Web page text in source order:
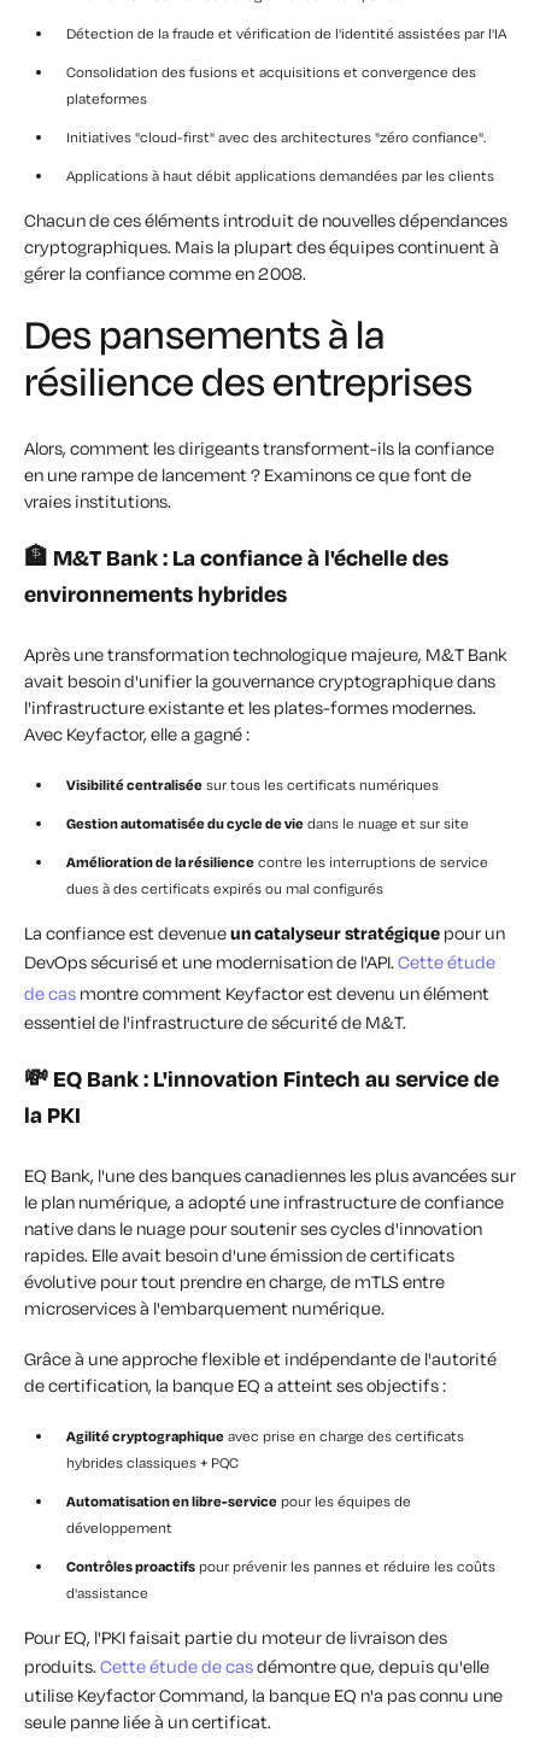
Détection de la fraude et vérification de l'identité assistées par l'IA
Consolidation des fusions et acquisitions et convergence des
plateformes
Initiatives "cloud-first" avec des architectures "zéro confiance".
Applications à haut débit applications demandées par les clients
Chacun de ces éléments introduit de nouvelles dépendances
cryptographiques. Mais la plupart des équipes continuent à
gérer la confiance comme en 2008.
Des pansements à la
résilience des entreprises
Alors, comment les dirigeants transforment-ils la confiance
en une rampe de lancement ? Examinons ce que font de
vraies institutions.
🏦 M&T Bank : La confiance à l'échelle des
environnements hybrides
Après une transformation technologique majeure, M&T Bank
avait besoin d'unifier la gouvernance cryptographique dans
l'infrastructure existante et les plates-formes modernes.
Avec Keyfactor, elle a gagné :
Visibilité centralisée sur tous les certificats numériques
Gestion automatisée du cycle de vie dans le nuage et sur site
Amélioration de la résilience contre les interruptions de service
dues à des certificats expirés ou mal configurés
La confiance est devenueun catalyseur stratégique pour un
DevOps sécurisé et une modernisation de l'API.Cette étude
de cas montre comment Keyfactor est devenu un élément
essentiel de l'infrastructure de sécurité de M&T.
💸 EQ Bank : L'innovation Fintech au service de
la PKI
EQ Bank, l'une des banques canadiennes les plus avancées sur
le plan numérique, a adopté une infrastructure de confiance
native dans le nuage pour soutenir ses cycles d'innovation
rapides. Elle avait besoin d'une émission de certificats
évolutive pour tout prendre en charge, de mTLSentre
microservicesà l'embarquement numérique.
Grâce à une approche flexible et indépendante de l'autorité
de certification, la banque EQ a atteint ses objectifs :
Agilité cryptographique avec prise en charge des certificats
hybrides classiques + PQC
Automatisation en libre-service pour les équipes de
développement
Contrôles proactifs pour prévenir les pannes et réduire les coûts
d'assistance
Pour EQ, l'PKI faisait partie du moteur de livraison des
produits.Cette étude de casdémontre que, depuis qu'elle
utilise Keyfactor Command, la banque EQ n'a pas connu une
seule panne liée à un certificat.